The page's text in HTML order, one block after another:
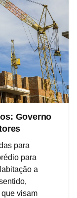
Governo
para
para
a
visam